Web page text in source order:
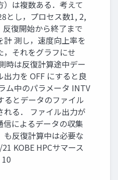
）は複数ある．考えて
とし，プロセス数1, 2,
反復開始から終了まで
計 測し，速度向上率を
，それをグラフにせ
時は反復計算途中デー
出力を OFF にすると良
ム中のパラメータ INTV
るとデータのファイル
れる． ファイル出力が
信によるデータの収集
も反復計算中は必要な
KOBE HPCサマース